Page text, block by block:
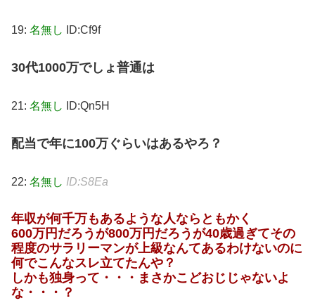
19: 名無し ID:Cf9f
30代1000万でしょ普通は
21: 名無し ID:Qn5H
配当で年に100万ぐらいはあるやろ？
22: 名無し ID:S8Ea
年収が何千万もあるような人ならともかく
600万円だろうが800万円だろうが40歳過ぎてその
程度のサラリーマンが上級なんてあるわけないのに
何でこんなスレ立てたんや？
しかも独身って・・・まさかこどおじじゃないよ
な・・・？